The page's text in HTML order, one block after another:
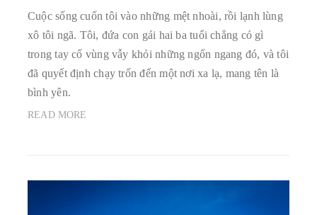
Cuộc sống cuốn tôi vào những mệt nhoài, rồi lạnh lùng
xô tôi ngã. Tôi, đứa con gái hai ba tuổi chẳng có gì
trong tay cố vùng vẫy khỏi những ngổn ngang đó, và tôi
đã quyết định chạy trốn đến một nơi xa lạ, mang tên là
bình yên.
READ MORE